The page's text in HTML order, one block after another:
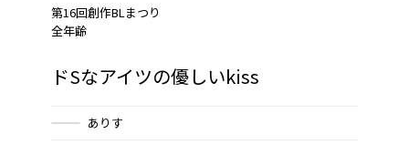
第16回創作BLまつり
全年齢
ドSなアイツの優しいkiss
ありす